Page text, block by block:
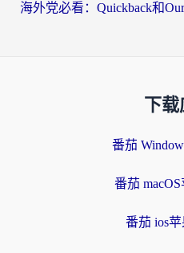
下
番茄
番茄
番茄 ios